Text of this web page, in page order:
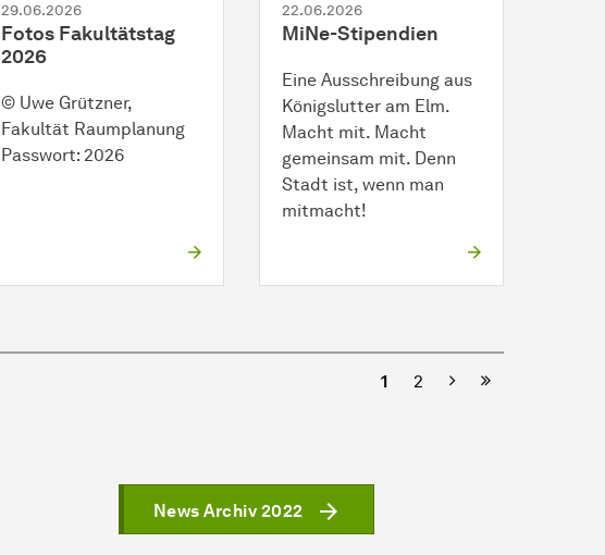
29.06.2026
Fotos Fakultätstag
2026
© Uwe Grützner,
Fakultät Raumplanung
Passwort: 2026
22.06.2026
MiNe-Stipendien
Eine Ausschreibung aus
Königslutter am Elm.
Macht mit. Macht
gemeinsam mit. Denn
Stadt ist, wenn man
mitmacht!
1 2 Nächste
News Archiv 2022